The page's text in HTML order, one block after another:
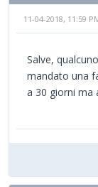
11-04-2018, 11:59
Salve,
mandato una
a 30 giorni ma